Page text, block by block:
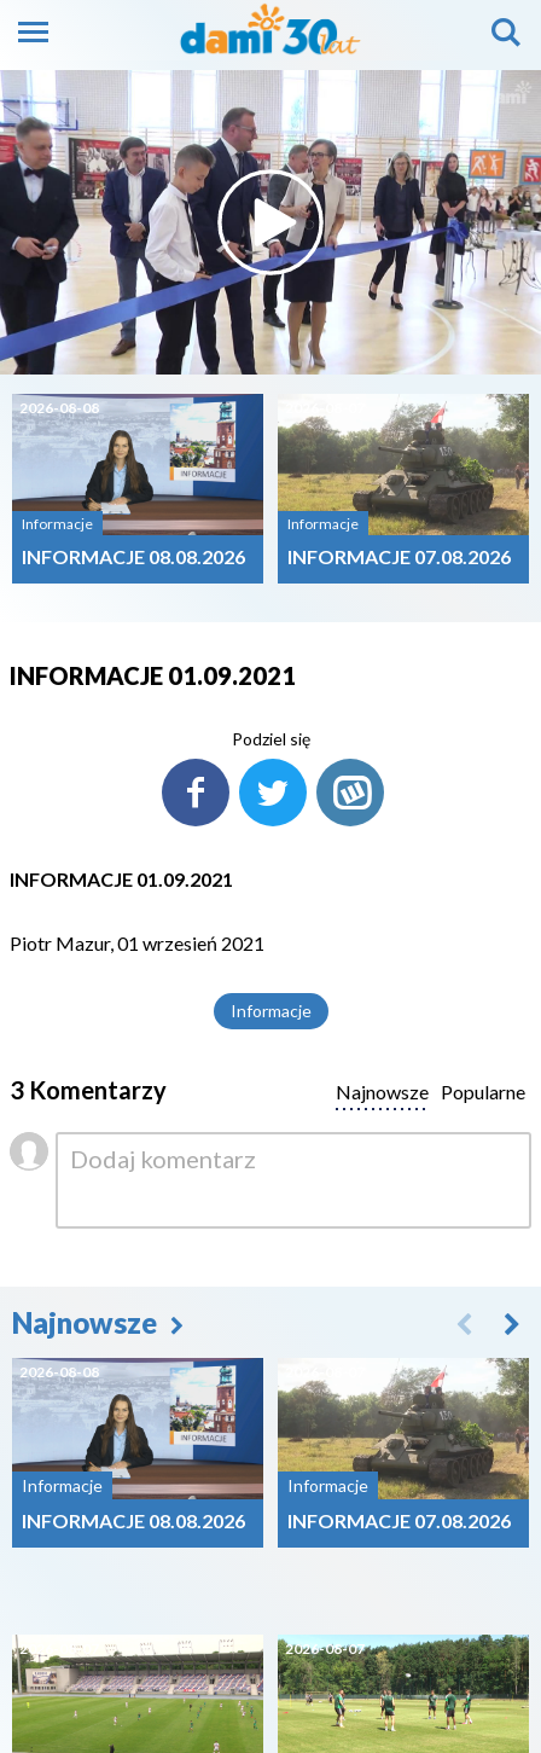
2026-08-08
Informacje
INFORMACJE 08.08.2026
Informacje
INFORMACJE 07.08.2026
INFORMACJE 01.09.2021
Podziel się
INFORMACJE 01.09.2021
Piotr Mazur, 01 wrzesień 2021
Informacje
3 Komentarzy Popularne
Najnowsze
Najnowsze
2026-08-08
Informacje
INFORMACJE 08.08.2026
2026-08-07
Informacje
INFORMACJE 07.08.2026
2026-08-07